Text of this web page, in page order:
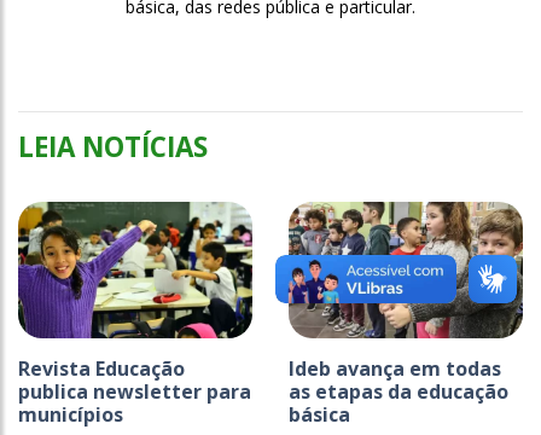
básica, das redes pública e particular.
LEIA NOTÍCIAS
Revista Educação
publica newsletter para
municípios
Ideb avança em todas
as etapas da educação
básica